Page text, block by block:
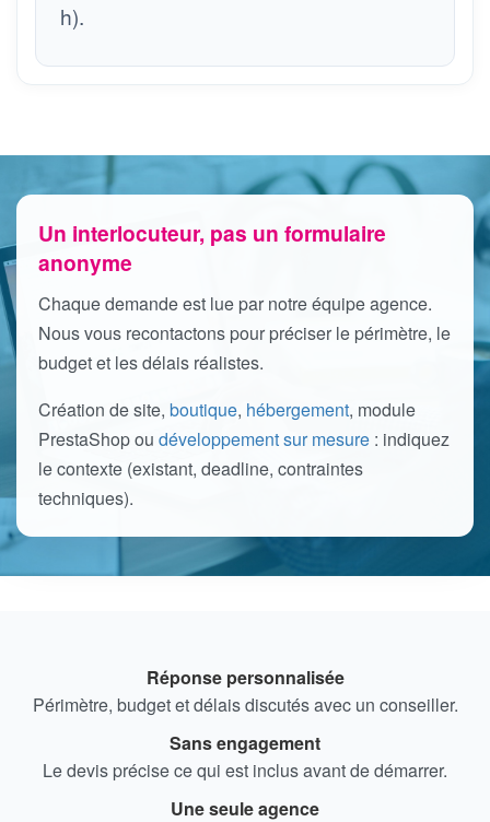
h).
Un interlocuteur, pas un formulaire
anonyme
Chaque demande est lue par notre équipe agence.
Nous vous recontactons pour préciser le périmètre, le
budget et les délais réalistes.
Création de site, boutique, hébergement, module
PrestaShop ou développement sur mesure : indiquez
le contexte (existant, deadline, contraintes
techniques).
Réponse personnalisée
Périmètre, budget et délais discutés avec un conseiller.
Sans engagement
Le devis précise ce qui est inclus avant de démarrer.
Une seule agence